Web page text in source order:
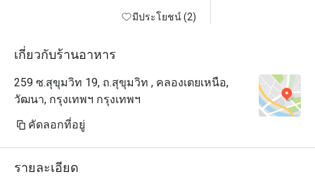
easily 30 meters or more — creates
atmosphere that immediately sets
typical hotel buffet. The elegantly
curved buffet countertops add a
sophisticated, flowing aesthetic that
complements the room beautifully.
But what truly made this experience
memorable wasn't the impressive
มีประโยชน์ (2)
เกี่ยวกับร้านอาหาร
259 ซ.สุขุมวิท 19, ถ.สุขุมวิท , คลองเตยเหนือ,
วัฒนา, กรุงเทพฯ กรุงเทพฯ
คัดลอกที่อยู่
รายละเอียด